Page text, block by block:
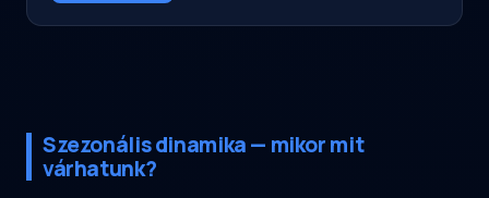
Szezonális dinamika — mikor mit
várhatunk?